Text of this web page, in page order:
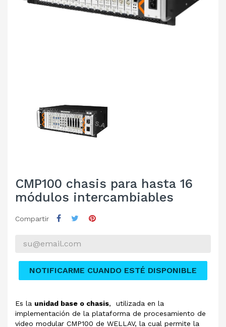
CMP100 chasis para hasta 16
módulos intercambiables
Compartir
NOTIFICARME CUANDO ESTÉ DISPONIBLE
Es la unidad base o chasis, utilizada en la
implementación de la plataforma de procesamiento de
video modular CMP100 de WELLAV, la cual permite la